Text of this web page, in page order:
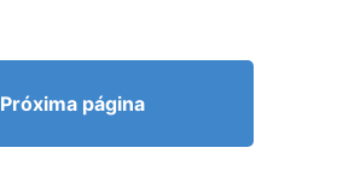
Próxima página